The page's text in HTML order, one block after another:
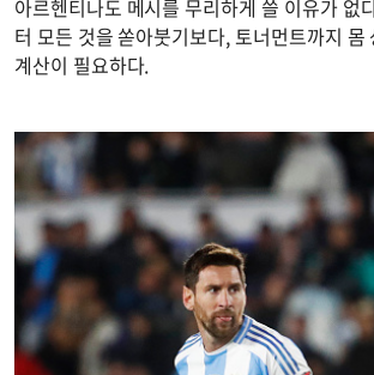
아르헨티나도 메시를 무리하게 쓸 이유가 없
터 모든 것을 쏟아붓기보다, 토너먼트까지 몸
계산이 필요하다.